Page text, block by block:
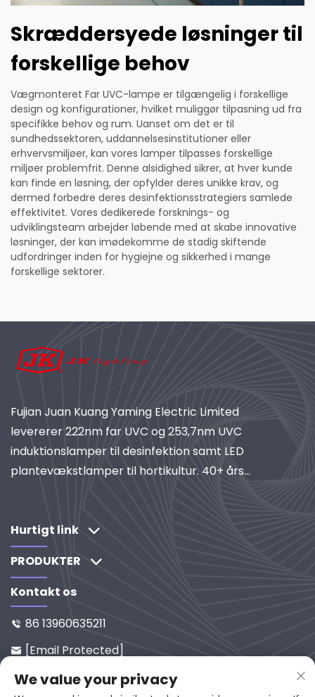
Skræddersyede løsninger til
forskellige behov
Vægmonteret Far UVC-lampe er tilgængelig i forskellige
design og konfigurationer, hvilket muliggør tilpasning ud fra
specifikke behov og rum. Uanset om det er til
sundhedssektoren, uddannelsesinstitutioner eller
erhvervsmiljøer, kan vores lamper tilpasses forskellige
miljøer problemfrit. Denne alsidighed sikrer, at hver kunde
kan finde en løsning, der opfylder deres unikke krav, og
dermed forbedre deres desinfektionsstrategiers samlede
effektivitet. Vores dedikerede forsknings- og
udviklingsteam arbejder løbende med at skabe innovative
løsninger, der kan imødekomme de stadig skiftende
udfordringer inden for hygiejne og sikkerhed i mange
forskellige sektorer.
Fujian Juan Kuang Yaming Electric Limited
levererer 222nm far UVC og 253,7nm UVC
induktionslamper til desinfektion samt LED
plantevækstlamper til hortikultur. 40+ års
Udforsk vores forskningdrevne løsninger.
Hurtigt link
PRODUKTER
Kontakt os
 86 13960635211
 [email Protected]

Nr. 65-9, Xixi Vej, Yanping, Fujian,
We value your privacy